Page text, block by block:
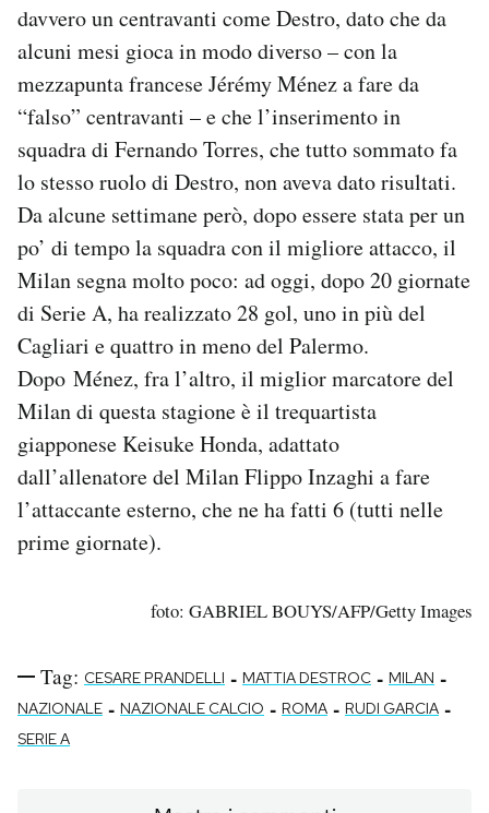
davvero un centravanti come Destro, dato che da
alcuni mesi gioca in modo diverso – con la
mezzapunta francese Jérémy Ménez a fare da
“falso” centravanti – e che l’inserimento in
squadra di Fernando Torres, che tutto sommato fa
lo stesso ruolo di Destro, non aveva dato risultati.
Da alcune settimane però, dopo essere stata per un
po’ di tempo la squadra con il migliore attacco, il
Milan segna molto poco: ad oggi, dopo 20 giornate
di Serie A, ha realizzato 28 gol, uno in più del
Cagliari e quattro in meno del Palermo.
Dopo Ménez, fra l’altro, il miglior marcatore del
Milan di questa stagione è il trequartista
giapponese Keisuke Honda, adattato
dall’allenatore del Milan Flippo Inzaghi a fare
l’attaccante esterno, che ne ha fatti 6 (tutti nelle
prime giornate).
foto: GABRIEL BOUYS/AFP/Getty Images
Tag: CESARE PRANDELLI - MATTIA DESTROC - MILAN -
NAZIONALE - NAZIONALE CALCIO - ROMA - RUDI GARCIA -
SERIE A